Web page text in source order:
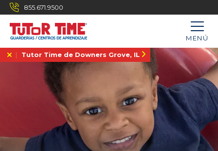
855.671.9500
MENÚ
Tutor Time de Downers Grove, IL